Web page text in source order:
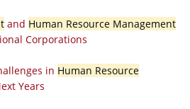
and Human Resource Management
Corporations
in Human Resource
Years